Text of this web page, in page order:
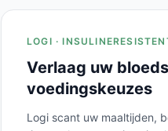
LOGI ·
Verlaag uw
voedingskeuzes
Logi scant uw maaltijden,